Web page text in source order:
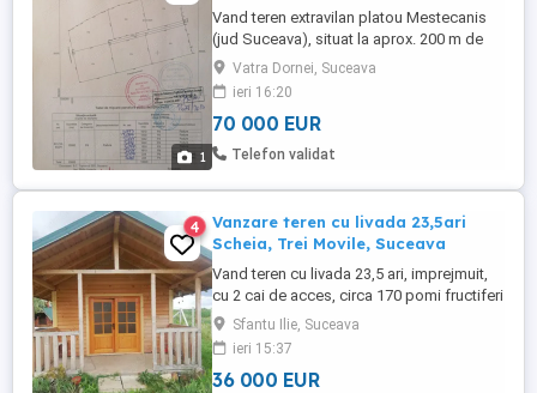
1
Vand teren extravilan platou Mestecanis
(jud Suceava), situat la aprox. 200 m de
E58. Accesul se face pe drumul forestier
catre manastire. Terenul are destinatia
padure cu posibitati de constructie. Peisaj
fabulos.
Vatra Dornei, Suceava
ieri 16:20
70 000 EUR
Telefon validat
4
Vanzare teren cu livada 23,5ari
Scheia, Trei Movile, Suceava
Vand teren cu livada 23,5 ari, imprejmuit,
cu 2 cai de acces, circa 170 pomi fructiferi
pe rod, fantana, cuptor pe lemne, casuta
din lemn, bazin de apa. Situata la 9km de
oras, accesul pe drum de piatra din
europeana cca 250m, localitatea Trei
Sfantu Ilie, Suceava
ieri 15:37
36 000 EUR